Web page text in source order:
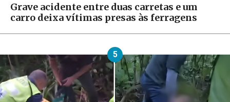
Grave acidente entre duas carretas e um
carro deixa vítimas presas às ferragens
5